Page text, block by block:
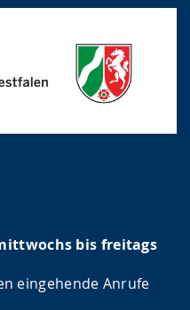
bis freitags
eingehende Anrufe